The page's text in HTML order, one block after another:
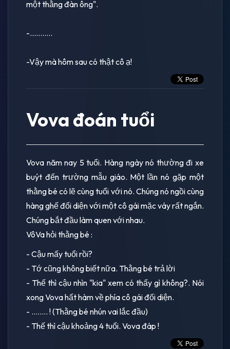
một thằng đàn ông".
-...........
-Vậy mà hôm sau có thật cô ạ!
Vova đoán tuổi
Vova năm nay 5 tuổi. Hàng ngày nó thường đi xe
buýt đến trường mẫu giáo. Một lần nó gặp một
thằng bé có lẽ cùng tuổi với nó. Chúng nó ngồi cùng
hàng ghế đối diện với một cô gái mặc váy rất ngắn.
Chúng bắt đầu làm quen với nhau.
VôVa hỏi thằng bé :
- Cậu mấy tuổi rồi?
- Tớ cũng không biết nữa. Thằng bé trả lời
- Thế thì cậu nhìn "kia" xem có thấy gì không?. Nói
xong Vova hất hàm về phía cô gái đối diện.
- …….. ! (Thằng bé nhún vai lắc đầu)
- Thế thì cậu khoảng 4 tuổi. Vova đáp !